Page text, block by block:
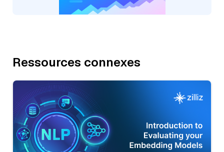
Ressources connexes